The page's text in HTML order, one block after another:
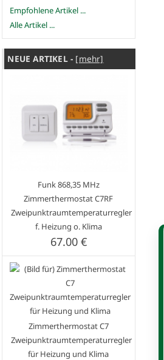
Empfohlene Artikel ...
Alle Artikel ...
NEUE ARTIKEL - [mehr]
Funk 868,35 MHz
Zimmerthermostat C7RF
Zweipunktraumtemperaturregler
f. Heizung o. Klima
67.00 €
Zimmerthermostat C7
Zweipunktraumtemperaturregler
für Heizung und Klima